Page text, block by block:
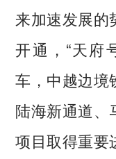
来加速发展的
开通，“天府
车，中越边境
陆海新通道、
项目取得重要